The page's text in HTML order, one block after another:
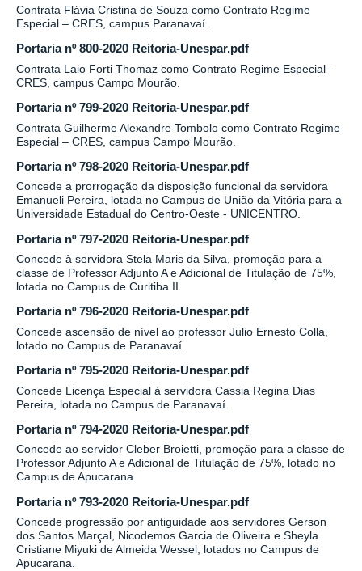
Contrata Flávia Cristina de Souza como Contrato Regime
Especial – CRES, campus Paranavaí.
Portaria nº 800-2020 Reitoria-Unespar.pdf
Contrata Laio Forti Thomaz como Contrato Regime Especial –
CRES, campus Campo Mourão.
Portaria nº 799-2020 Reitoria-Unespar.pdf
Contrata Guilherme Alexandre Tombolo como Contrato Regime
Especial – CRES, campus Campo Mourão.
Portaria nº 798-2020 Reitoria-Unespar.pdf
Concede a prorrogação da disposição funcional da servidora
Emanueli Pereira, lotada no Campus de União da Vitória para a
Universidade Estadual do Centro-Oeste - UNICENTRO.
Portaria nº 797-2020 Reitoria-Unespar.pdf
Concede à servidora Stela Maris da Silva, promoção para a
classe de Professor Adjunto A e Adicional de Titulação de 75%,
lotada no Campus de Curitiba II.
Portaria nº 796-2020 Reitoria-Unespar.pdf
Concede ascensão de nível ao professor Julio Ernesto Colla,
lotado no Campus de Paranavaí.
Portaria nº 795-2020 Reitoria-Unespar.pdf
Concede Licença Especial à servidora Cassia Regina Dias
Pereira, lotada no Campus de Paranavaí.
Portaria nº 794-2020 Reitoria-Unespar.pdf
Concede ao servidor Cleber Broietti, promoção para a classe de
Professor Adjunto A e Adicional de Titulação de 75%, lotado no
Campus de Apucarana.
Portaria nº 793-2020 Reitoria-Unespar.pdf
Concede progressão por antiguidade aos servidores Gerson
dos Santos Marçal, Nicodemos Garcia de Oliveira e Sheyla
Cristiane Miyuki de Almeida Wessel, lotados no Campus de
Apucarana.